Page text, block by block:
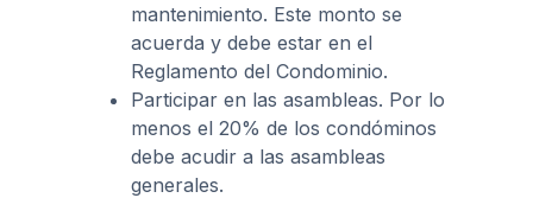
mantenimiento. Este monto se
acuerda y debe estar en el
Reglamento del Condominio.
Participar en las asambleas. Por lo
menos el 20% de los condóminos
debe acudir a las asambleas
generales.